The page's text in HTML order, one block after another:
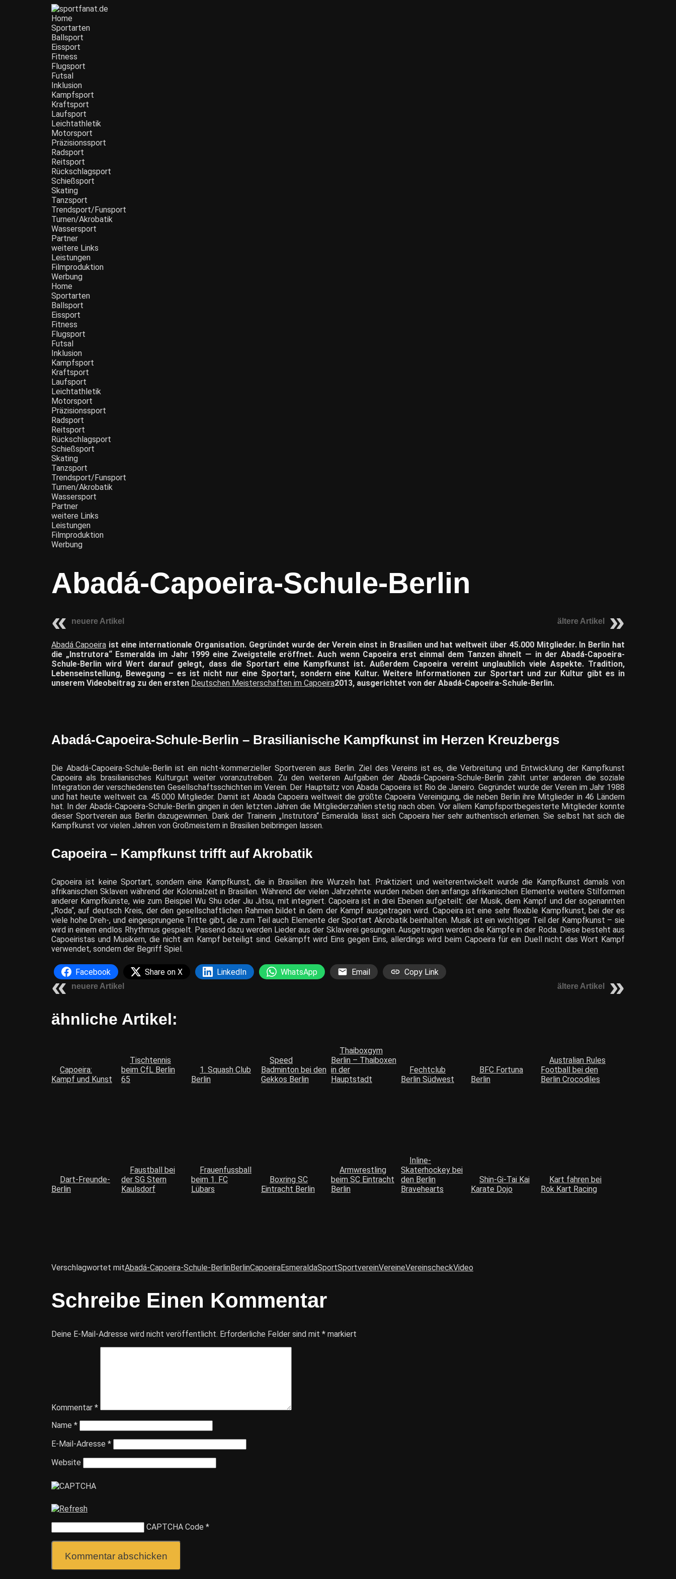
Home
Sportarten
Ballsport
Eissport
Fitness
Flugsport
Futsal
Inklusion
Kampfsport
Kraftsport
Laufsport
Leichtathletik
Motorsport
Präzisionssport
Radsport
Reitsport
Rückschlagsport
Schießsport
Skating
Tanzsport
Trendsport/Funsport
Turnen/Akrobatik
Wassersport
Partner
weitere Links
Leistungen
Filmproduktion
Werbung
Home
Sportarten
Ballsport
Eissport
Fitness
Flugsport
Futsal
Inklusion
Kampfsport
Kraftsport
Laufsport
Leichtathletik
Motorsport
Präzisionssport
Radsport
Reitsport
Rückschlagsport
Schießsport
Skating
Tanzsport
Trendsport/Funsport
Turnen/Akrobatik
Wassersport
Partner
weitere Links
Leistungen
Filmproduktion
Werbung
Abadá-Capoeira-Schule-Berlin
neuere Artikel ältere Artikel
Abadá Capoeira ist eine internationale Organisation. Gegründet wurde der Verein einst in Brasilien und hat weltweit über 45.000 Mitglieder. In Berlin hat
die „Instrutora“ Esmeralda im Jahr 1999 eine Zweigstelle eröffnet. Auch wenn Capoeira erst einmal dem Tanzen ähnelt — in der Abadá-Capoeira-
Schule-Berlin wird Wert darauf gelegt, dass die Sportart eine Kampfkunst ist. Außerdem Capoeira vereint unglaublich viele Aspekte. Tradition,
Lebenseinstellung, Bewegung – es ist nicht nur eine Sportart, sondern eine Kultur. Weitere Informationen zur Sportart und zur Kultur gibt es in
unserem Videobeitrag zu den ersten Deutschen Meisterschaften im Capoeira2013, ausgerichtet von der Abadá-Capoeira-Schule-Berlin.
Abadá-Capoeira-Schule-Berlin – Brasilianische Kampfkunst im Herzen Kreuzbergs
Die Abadá-Capoeira-Schule-Berlin ist ein nicht-kommerzieller Sportverein aus Berlin. Ziel des Vereins ist es, die Verbreitung und Entwicklung der Kampfkunst
Capoeira als brasilianisches Kulturgut weiter voranzutreiben. Zu den weiteren Aufgaben der Abadá-Capoeira-Schule-Berlin zählt unter anderen die soziale
Integration der verschiedensten Gesellschaftsschichten im Verein. Der Hauptsitz von Abada Capoeira ist Rio de Janeiro. Gegründet wurde der Verein im Jahr 1988
und hat heute weltweit ca. 45.000 Mitglieder. Damit ist Abada Capoeira weltweit die größte Capoeira Vereinigung, die neben Berlin ihre Mitglieder in 46 Ländern
hat. In der Abadá-Capoeira-Schule-Berlin gingen in den letzten Jahren die Mitgliederzahlen stetig nach oben. Vor allem Kampfsportbegeisterte Mitglieder konnte
dieser Sportverein aus Berlin dazugewinnen. Dank der Trainerin „Instrutora“ Esmeralda lässt sich Capoeira hier sehr authentisch erlernen. Sie selbst hat sich die
Kampfkunst vor vielen Jahren von Großmeistern in Brasilien beibringen lassen.
Capoeira – Kampfkunst trifft auf Akrobatik
Capoeira ist keine Sportart, sondern eine Kampfkunst, die in Brasilien ihre Wurzeln hat. Praktiziert und weiterentwickelt wurde die Kampfkunst damals von
afrikanischen Sklaven während der Kolonialzeit in Brasilien. Während der vielen Jahrzehnte wurden neben den anfangs afrikanischen Elemente weitere Stilformen
anderer Kampfkünste, wie zum Beispiel Wu Shu oder Jiu Jitsu, mit integriert. Capoeira ist in drei Ebenen aufgeteilt: der Musik, dem Kampf und der sogenannten
„Roda“, auf deutsch Kreis, der den gesellschaftlichen Rahmen bildet in dem der Kampf ausgetragen wird. Capoeira ist eine sehr flexible Kampfkunst, bei der es
viele hohe Dreh-, und eingesprungene Tritte gibt, die zum Teil auch Elemente der Sportart Akrobatik beinhalten. Musik ist ein wichtiger Teil der Kampfkunst – sie
wird in einem endlos Rhythmus gespielt. Passend dazu werden Lieder aus der Sklaverei gesungen. Ausgetragen werden die Kämpfe in der Roda. Diese besteht aus
Capoeiristas und Musikern, die nicht am Kampf beteiligt sind. Gekämpft wird Eins gegen Eins, allerdings wird beim Capoeira für ein Duell nicht das Wort Kampf
verwendet, sondern der Begriff Spiel.
Facebook Share on X LinkedIn WhatsApp Email Copy Link
neuere Artikel ältere Artikel
ähnliche Artikel:
Capoeira:
Kampf und Kunst
Tischtennis
beim CfL Berlin
65
1. Squash Club
Berlin
Speed
Badminton bei den
Gekkos Berlin
Thaiboxgym
Berlin – Thaiboxen
in der
Hauptstadt
Fechtclub
Berlin Südwest
BFC Fortuna
Berlin
Australian Rules
Football bei den
Berlin Crocodiles
Dart-Freunde-
Berlin
Faustball bei
der SG Stern
Kaulsdorf
Frauenfussball
beim 1. FC
Lübars
Boxring SC
Eintracht Berlin
Armwrestling
beim SC Eintracht
Berlin
Inline-
Skaterhockey bei
den Berlin
Bravehearts
Shin-Gi-Tai Kai
Karate Dojo
Kart fahren bei
Rok Kart Racing
Verschlagwortet mitAbadá-Capoeira-Schule-BerlinBerlinCapoeiraEsmeraldaSportSportvereinVereineVereinscheckVideo
Schreibe Einen Kommentar
Deine E-Mail-Adresse wird nicht veröffentlicht. Erforderliche Felder sind mit * markiert
Kommentar *
Name *
E-Mail-Adresse *
Website
CAPTCHA Code *